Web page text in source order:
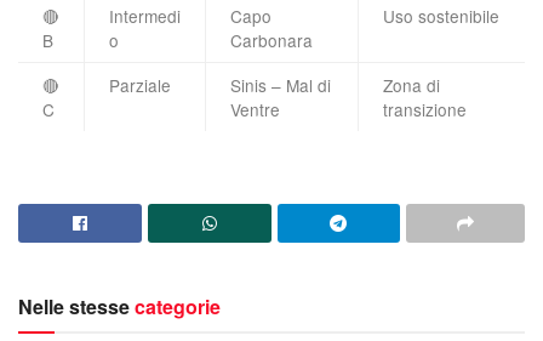
🔴
B
Intermedi
o
Capo
Carbonara
Uso sostenibile
🔴
C
Parziale
Sinis – Mal di
Ventre
Zona di
transizione
Nelle stessecategorie